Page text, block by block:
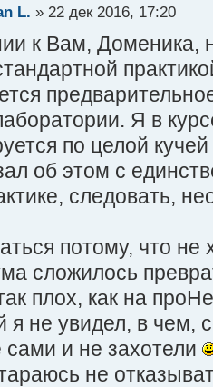
L. » 22 дек 2016, 17:20
к Вам, Доменика,
Я в
по целой
об этом с
следовать,
потому, что не
сложилось
плох, как на
я не увидел, в чем,
и не захотели
не